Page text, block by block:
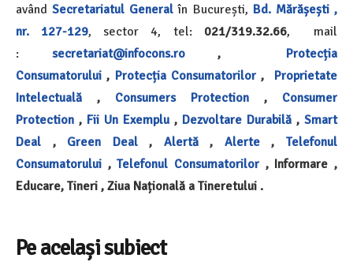
avândSecretariatul General în București, Bd. Mărășești ,
nr. 127-129, sector 4, tel: 021/319.32.66, mail
:
secretariat@infocons.ro ,
Protecția
Consumatorului , Protecția Consumatorilor ,
Proprietate
Intelectuală
, Consumers Protection ,
Consumer
Protection , Fii Un Exemplu , Dezvoltare Durabilă , Smart
Deal , Green Deal, Alertă, Alerte,Telefonul
Consumatorului ,Telefonul Consumatorilor , Informare ,
Educare, Tineri , Ziua Națională a Tineretului .
Pe același subiect